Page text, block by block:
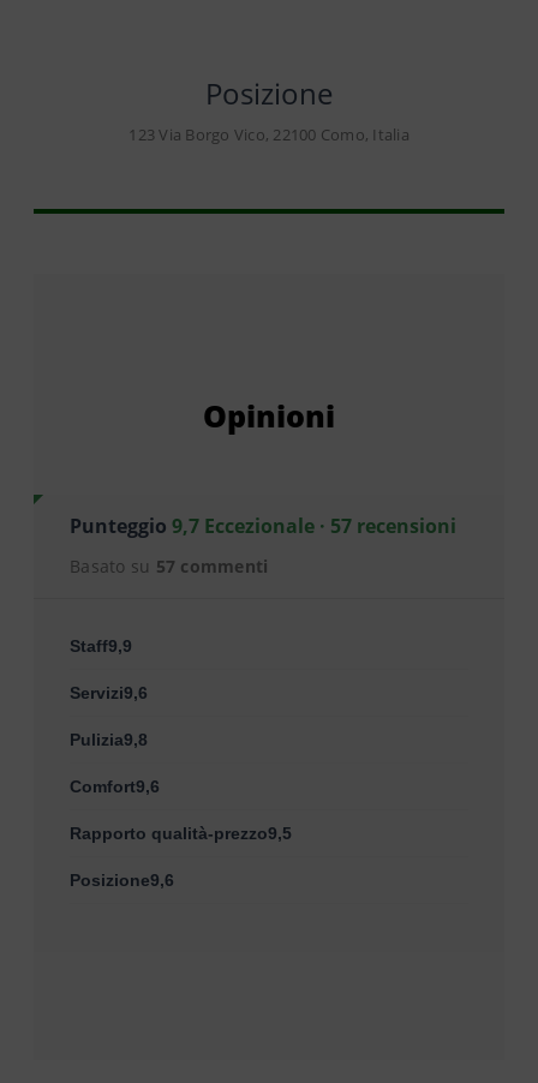
Posizione
123 Via Borgo Vico, 22100 Como, Italia
Opinioni
Punteggio 9,7 Eccezionale · 57 recensioni
Basato su 57 commenti
Staff9,9
Servizi9,6
Pulizia9,8
Comfort9,6
Rapporto qualità-prezzo9,5
Posizione9,6